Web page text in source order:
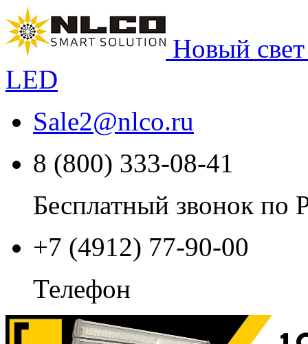
Новый
LED
Sale2@nlco.ru
8 (800) 333-08-41
Бесплатный звонок по
+7 (4912) 77-90-00
Телефон